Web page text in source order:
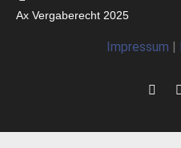
Ax Vergaberecht 2025
Impressum